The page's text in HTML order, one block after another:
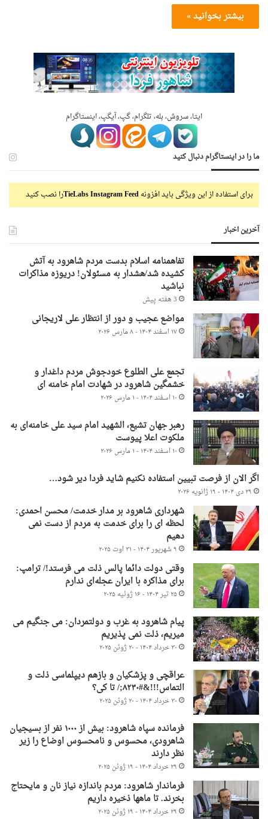
بیشتر بخوانید »
ایتا، سروش، بله، تلگرام، گپ، آیگپ، اینستاگرام
ما را در اینستاگرام دنبال کنید
برای استفاده از این ویژگی باید افزونهTieLabs Instagram Feedرا نصب کنید
آخرین اخبار
تفاهمنامه اسلام بدست مردم شاهرود به آتش
کشیده شد/هشدار به مسئولان! دریوزه مذاکرات
نباشید
3 هفته پیش
مواضع عجیب و دور از انتظار علی لاریجانی
۱۷ اسفند ۱۴۰۴ - ۸ مارس ۲۰۲۶
تجمع علی الطلوع خودجوش مردم داغدار و
خشمگین شاهرود در شهادت امام خامنه ای
۱۰ اسفند ۱۴۰۴ - ۱ مارس ۲۰۲۶
رهبر جهان تشیع، الشهید امام سید علی خامنه‌ای به
ملکوت اعلا پیوست
۱۰ اسفند ۱۴۰۴ - ۱ مارس ۲۰۲۶
اگر الان از فرصت تبیین استفاده نکنیم شاید فردا دیر شود…
۲۹ دی ۱۴۰۴ - ۱۹ ژانویه ۲۰۲۶
شهرداری شاهرود بر مدار خدمت/ محسن احمدی:
لحظه ای را برای خدمت به مردم از دست نمی
دهیم
۹ شهریور ۱۴۰۴ - ۳۱ اوت ۲۰۲۵
وقتی دولت دائما پالس ذلت می فرستد!/ ترامپ:
برای مذاکره با ایران عجله‌ای ندارم
۲۵ تیر ۱۴۰۴ - ۱۶ ژوئیه ۲۰۲۵
پیام شاهرود به غرب و دولتمردان: می جنگیم می
میریم، ذلت نمی پذیریم
۳۰ خرداد ۱۴۰۴ - ۲۰ ژوئن ۲۰۲۵
عراقچی و پزشکیان و بازهم دیپلماسی ذلت و
التماس!!!&#۸۲۳۰;/ تا کی؟
۳۰ خرداد ۱۴۰۴ - ۲۰ ژوئن ۲۰۲۵
فرمانده سپاه شاهرود: بیش از ۱۰۰۰ نفر از بسیجیان
شاهرودی، محسوس و نامحسوس اوضاع را زیر
نظر دارند
۲۹ خرداد ۱۴۰۴ - ۱۹ ژوئن ۲۰۲۵
فرماندار شاهرود: مردم باندازه نیاز نان و مایحتاج
بخرند. تا ماهها ذخیره داریم
۲۹ خرداد ۱۴۰۴ - ۱۹ ژوئن ۲۰۲۵